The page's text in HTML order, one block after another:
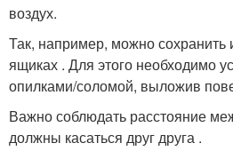
воздух.
Так, например, можно сохранить
ящиках . Для этого необходимо
опилками/соломой, выложив
Важно соблюдать расстояние
должны касаться друг друга .